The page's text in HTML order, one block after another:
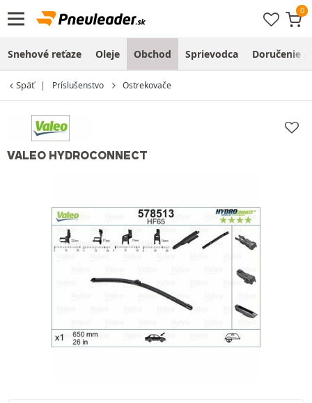
Snehové reťaze Oleje Obchod Sprievodca Doručenie
Späť Príslušenstvo Ostrekovače
VALEO HYDROCONNECT